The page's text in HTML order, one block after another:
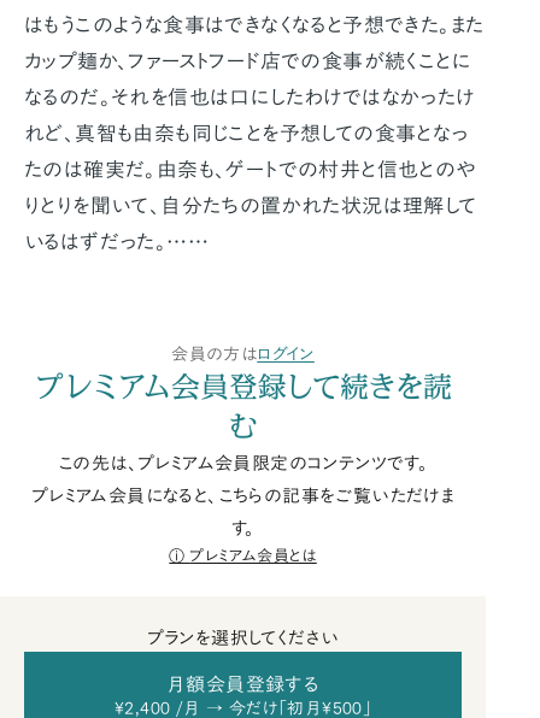
はもうこのような食事はできなくなると予想できた。また
カップ麺か、ファーストフード店での食事が続くことに
なるのだ。それを信也は口にしたわけではなかったけ
れど、真智も由奈も同じことを予想しての食事となっ
たのは確実だ。由奈も、ゲートでの村井と信也とのや
りとりを聞いて、自分たちの置かれた状況は理解して
いるはずだった。……
会員の方はログイン
プレミアム会員登録して続きを読
む
この先は、プレミアム会員限定のコンテンツです。
プレミアム会員になると、こちらの記事をご覧いただけま
す。
プレミアム会員とは
プランを選択してください
月額会員登録する
¥2,400 /月 → 今だけ「初月¥500」